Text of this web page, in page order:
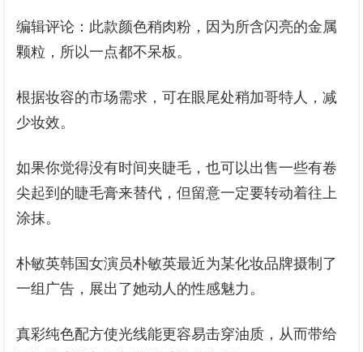
编辑评论：此款颜色稍肉粉，因为所含闪亮的金属
颗粒，所以一点都不呆板。
根据妆容的市场需求，可在眼尾处稍加哥特人，减
少妆效。
如果你觉得没有时间夹睫毛，也可以出售一些有卷
尖起到的睫毛膏来替代，但留意一定要转动着往上
涂抹。
朴敏英韩国女演员朴敏英最近为某化妆品牌摄制了
一组广告，展出了她动人的性感魅力。
真彩纯色配方使光线能更容易击穿油质，从而带给